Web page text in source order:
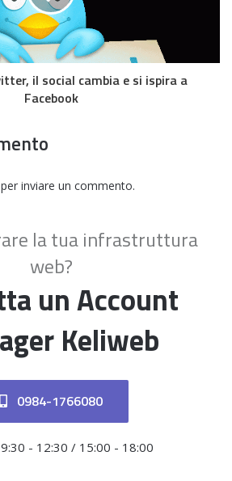
il social cambia e si ispira a
Facebook
per inviare un commento.
la tua infrastruttura
web?
un Account
Keliweb
0984-1766080
- 12:30 / 15:00 - 18:00